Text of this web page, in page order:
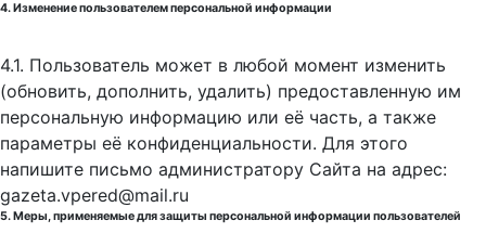
4. Изменение пользователем персональной информации
4.1. Пользователь может в любой момент изменить
(обновить, дополнить, удалить) предоставленную им
персональную информацию или её часть, а также
параметры её конфиденциальности. Для этого
напишите письмо администратору Сайта на адрес:
gazeta.vpered@mail.ru
5. Меры, применяемые для защиты персональной информации пользователей